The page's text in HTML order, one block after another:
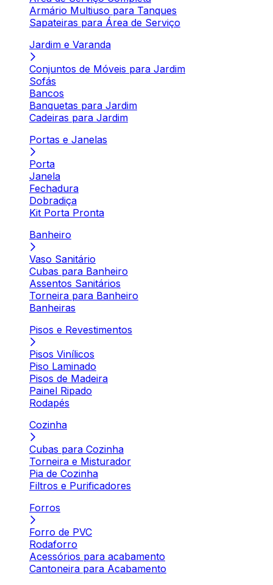
Armário Multiuso para Tanques
Sapateiras para Área de Serviço
Jardim e Varanda
Conjuntos de Móveis para Jardim
Sofás
Bancos
Banquetas para Jardim
Cadeiras para Jardim
Portas e Janelas
Porta
Janela
Fechadura
Dobradiça
Kit Porta Pronta
Banheiro
Vaso Sanitário
Cubas para Banheiro
Assentos Sanitários
Torneira para Banheiro
Banheiras
Pisos e Revestimentos
Pisos Vinílicos
Piso Laminado
Pisos de Madeira
Painel Ripado
Rodapés
Cozinha
Cubas para Cozinha
Torneira e Misturador
Pia de Cozinha
Filtros e Purificadores
Forros
Forro de PVC
Rodaforro
Acessórios para acabamento
Cantoneira para Acabamento